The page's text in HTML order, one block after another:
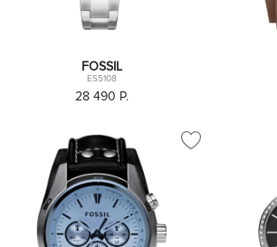
FOSSIL
ES5108
28 490 P.